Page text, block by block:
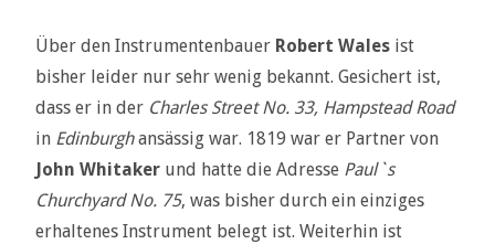
Über den Instrumentenbauer Robert Wales ist
bisher leider nur sehr wenig bekannt. Gesichert ist,
dass er in der Charles Street No. 33, Hampstead Road
in Edinburghansässig war. 1819 war er Partner von
John Whitaker und hatte die Adresse Paul`s
Churchyard No. 75, was bisher durch ein einziges
erhaltenes Instrument belegt ist. Weiterhin ist